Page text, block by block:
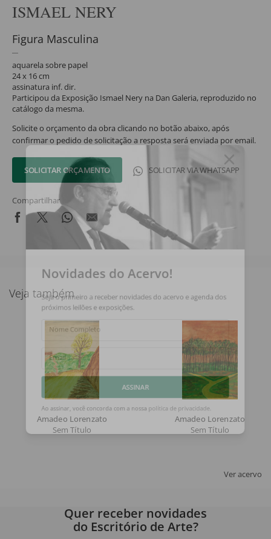
ISMAEL NERY
Figura Masculina
aquarela sobre papel
24 x 16 cm
assinatura inf. dir.
Participou da Exposição Ismael Nery na Dan Galeria, reproduzido no
catálogo da mesma.
Solicite o orçamento da obra clicando no botão abaixo, após
confirmar o pedido de solicitação a resposta será enviada por email.
SOLICITAR ORÇAMENTO SOLICITAR VIA WHATSAPP
Compartilhar
Veja também
Amadeo Lorenzato
Sem Título
Amadeo Lorenzato
Sem Título
Ver acervo
Novidades do Acervo!
Seja o primeiro a receber novidades do acervo e agenda dos
próximos leilões e exposições.
Nome Completo
Email
Ao assinar, você concorda com a nossa política de privacidade.
Quer receber novidades
do Escritório de Arte?